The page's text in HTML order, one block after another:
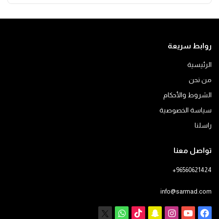
روابط سريعة
الرئيسية
من نحن
الشروط والأحكام
سياسة الخصوصية
راسلنا
تواصل معنا
+96560621424
info@sarmad.com
فيسبوكيوتيوبانستقرام
سناب ‫TikTokواتساب